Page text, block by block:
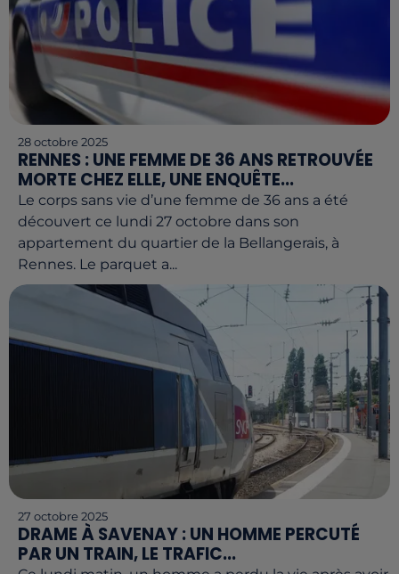
28 octobre 2025
RENNES : UNE FEMME DE 36 ANS RETROUVÉE
MORTE CHEZ ELLE, UNE ENQUÊTE...
Le corps sans vie d’une femme de 36 ans a été
découvert ce lundi 27 octobre dans son
appartement du quartier de la Bellangerais, à
Rennes. Le parquet a...
27 octobre 2025
DRAME À SAVENAY : UN HOMME PERCUTÉ
PAR UN TRAIN, LE TRAFIC...